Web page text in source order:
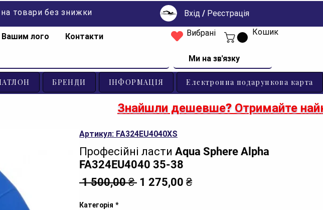
товари без знижки Вхід / Реєстрація
лого Контакти Вибрані Кошик
Ми на зв'язку
БРЕНДИ ІНФОРМАЦІЯ Електронна подарункова карта
Артикул: FA324EU4040XS
Професійні ласти Aqua Sphere Alpha
FA324EU4040 35-38
1 500,00 ₴ Звичайна
1 275,00 ₴За
Категорія *
Знайшли дешевше? Отримайте